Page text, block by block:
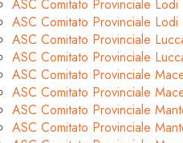
ASC Comitato Provinciale Lodi
ASC Comitato Provinciale Lodi
ASC Comitato Provinciale
ASC Comitato Provinciale
ASC Comitato Provinciale
ASC Comitato Provinciale
ASC Comitato Provinciale
ASC Comitato Provinciale